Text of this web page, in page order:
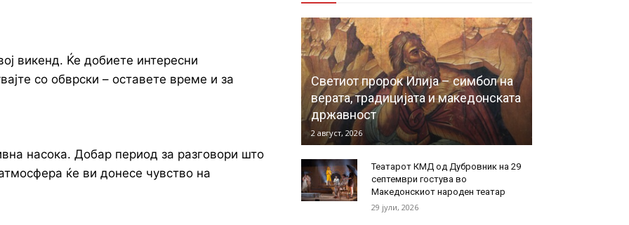
викенд. Ќе добиете интересни
со обврски – оставете време и за
насока. Добар период за разговори што
ќе ви донесе чувство на
Светиот пророк Илија – симбол на
верата, традицијата и македонската
државност
2 август, 2026
Театарот КМД од Дубровник на 29
септември гостува во
Македонскиот народен театар
29 јули, 2026